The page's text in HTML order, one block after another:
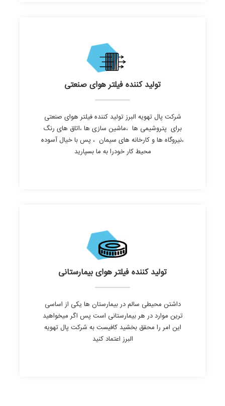
تولید کننده فیلتر هوای صنعتی
شرکت پال تهویه البرز تولید کننده فیلتر هوای صنعتی
برای پتروشیمی ها ،ماشین سازی ها ،اتاق های رنگ
،نیروگاه ها و کارخانه های سیمان ، پس با خیال آسوده
محیط کار خودرا به ما بسپارید
تولید کننده فیلتر هوای بیمارستانی
داشتن محیطی سالم در بیمارستان ها یکی از اساسی
ترین موارد در هر بیمارستانی است پس اگر میخواهید
این امر را محقق بخشید کافیست به شرکت پال تهویه
البرز اعتماد کنید